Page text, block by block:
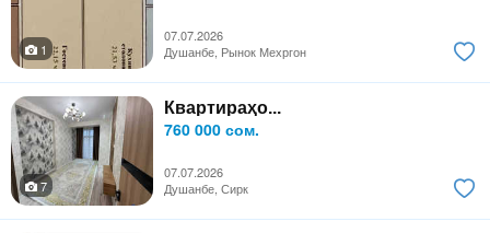
07.07.2026
1
Душанбе, Рынок Мехргон
Квартираҳо...
760 000 сом.
07.07.2026
7
Душанбе, Сирк